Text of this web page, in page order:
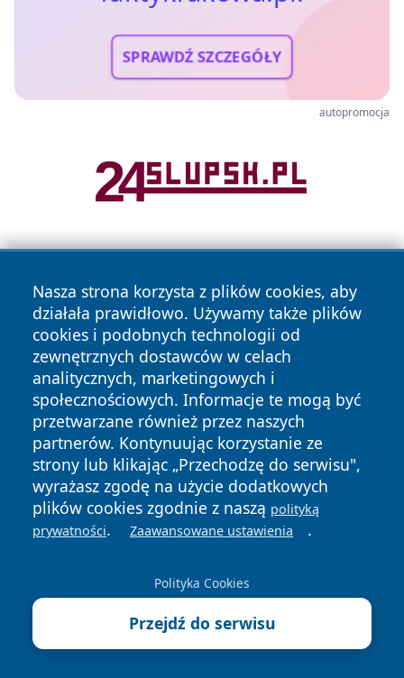
SPRAWDŹ SZCZEGÓŁY
autopromocja
Nasza strona korzysta z plików cookies, aby
działała prawidłowo. Używamy także plików
cookies i podobnych technologii od
zewnętrznych dostawców w celach
analitycznych, marketingowych i
społecznościowych. Informacje te mogą być
przetwarzane również przez naszych
partnerów. Kontynuując korzystanie ze
strony lub klikając „Przechodzę do serwisu",
wyrażasz zgodę na użycie dodatkowych
plików cookies zgodnie z naszą polityką
prywatności. Zaawansowane ustawienia .
Polityka Cookies
Przejdź do serwisu
Copyright © 2026 faktykrakowa.pl Wszystkie prawa
zastrzeżone.
News Autorzy
Polityka
Prywatności
Polityka
Cookies